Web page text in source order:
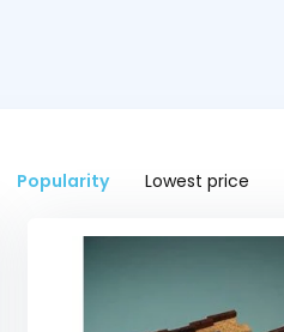
Popularity Lowest price